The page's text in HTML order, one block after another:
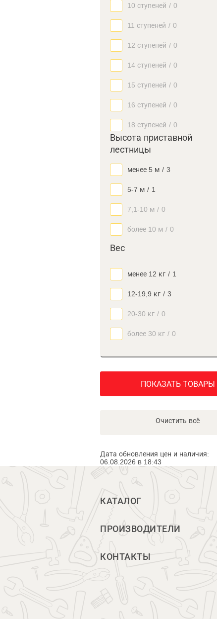
10 ступеней / 0
11 ступеней / 0
12 ступеней / 0
14 ступеней / 0
15 ступеней / 0
16 ступеней / 0
18 ступеней / 0
Высота приставной
лестницы
менее 5 м / 3
5-7 м / 1
7,1-10 м / 0
более 10 м / 0
Вес
менее 12 кг / 1
12-19,9 кг / 3
20-30 кг / 0
более 30 кг / 0
ПОКАЗАТЬ ТОВАРЫ
Очистить всё
Дата обновления цен и наличия:
06.08.2026 в 18:43
КАТАЛОГ
ПРОИЗВОДИТЕЛИ
КОНТАКТЫ